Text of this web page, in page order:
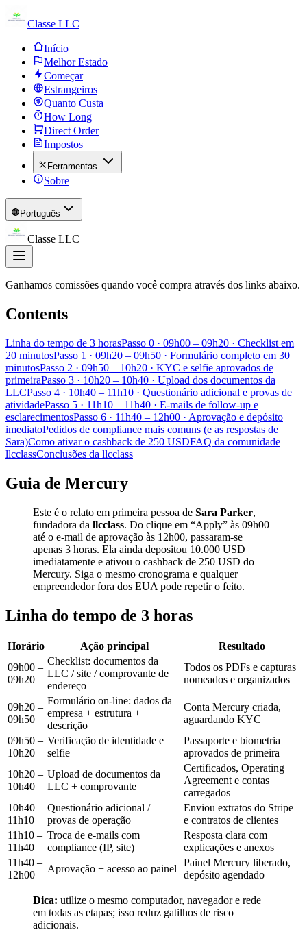
Classe LLC
Início
Melhor Estado
Começar
Estrangeiros
Quanto Custa
How Long
Direct Order
Impostos
Ferramentas
Sobre
Português
Classe LLC
Ganhamos comissões quando você compra através dos links abaixo.
Contents
Linha do tempo de 3 horasPasso 0 · 09h00 – 09h20 · Checklist em
20 minutosPasso 1 · 09h20 – 09h50 · Formulário completo em 30
minutosPasso 2 · 09h50 – 10h20 · KYC e selfie aprovados de
primeiraPasso 3 · 10h20 – 10h40 · Upload dos documentos da
LLCPasso 4 · 10h40 – 11h10 · Questionário adicional e provas de
atividadePasso 5 · 11h10 – 11h40 · E-mails de follow-up e
esclarecimentosPasso 6 · 11h40 – 12h00 · Aprovação e depósito
imediatoPedidos de compliance mais comuns (e as respostas de
Sara)Como ativar o cashback de 250 USDFAQ da comunidade
llcclassConclusões da llcclass
Guia de Mercury
Este é o relato em primeira pessoa de Sara Parker,
fundadora da llcclass. Do clique em “Apply” às 09h00
até o e-mail de aprovação às 12h00, passaram-se
apenas 3 horas. Ela ainda depositou 10.000 USD
imediatamente e ativou o cashback de 250 USD do
Mercury. Siga o mesmo cronograma e qualquer
empreendedor fora dos EUA pode repetir o feito.
Linha do tempo de 3 horas
Horário Ação principal
Resultado
09h00 –
09h20
Checklist: documentos da
LLC / site / comprovante de
endereço
Todos os PDFs e capturas
nomeados e organizados
09h20 –
09h50
Formulário on-line: dados da
empresa + estrutura +
descrição
Conta Mercury criada,
aguardando KYC
09h50 –
10h20
Verificação de identidade e
selfie
Passaporte e biometria
aprovados de primeira
10h20 –
10h40
Upload de documentos da
LLC + comprovante
Certificados, Operating
Agreement e contas
carregados
10h40 –
11h10
Questionário adicional /
provas de operação
Enviou extratos do Stripe
e contratos de clientes
11h10 –
11h40
Troca de e-mails com
compliance (IP, site)
Resposta clara com
explicações e anexos
11h40 –
12h00
Aprovação + acesso ao painel
Painel Mercury liberado,
depósito agendado
Dica: utilize o mesmo computador, navegador e rede
em todas as etapas; isso reduz gatilhos de risco
adicionais.